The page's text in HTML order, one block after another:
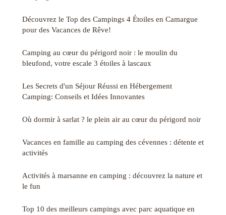
Découvrez le Top des Campings 4 Étoiles en Camargue
pour des Vacances de Rêve!
Camping au cœur du périgord noir : le moulin du
bleufond, votre escale 3 étoiles à lascaux
Les Secrets d'un Séjour Réussi en Hébergement
Camping: Conseils et Idées Innovantes
Où dormir à sarlat ? le plein air au cœur du périgord noir
Vacances en famille au camping des cévennes : détente et
activités
Activités à marsanne en camping : découvrez la nature et
le fun
Top 10 des meilleurs campings avec parc aquatique en